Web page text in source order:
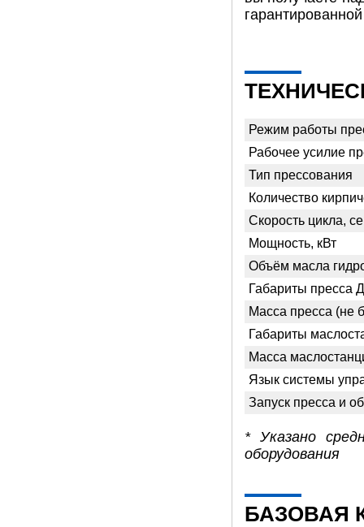
Режим работы
Рабочее усилие
Тип прессования
Количество
Скорость цикла,
Мощность, кВт
Объём масла
Габариты пресса
Масса пресса (не
Габариты
Масса
Язык системы
Запуск пресса и
* Указано
оборудования
БАЗОВАЯ